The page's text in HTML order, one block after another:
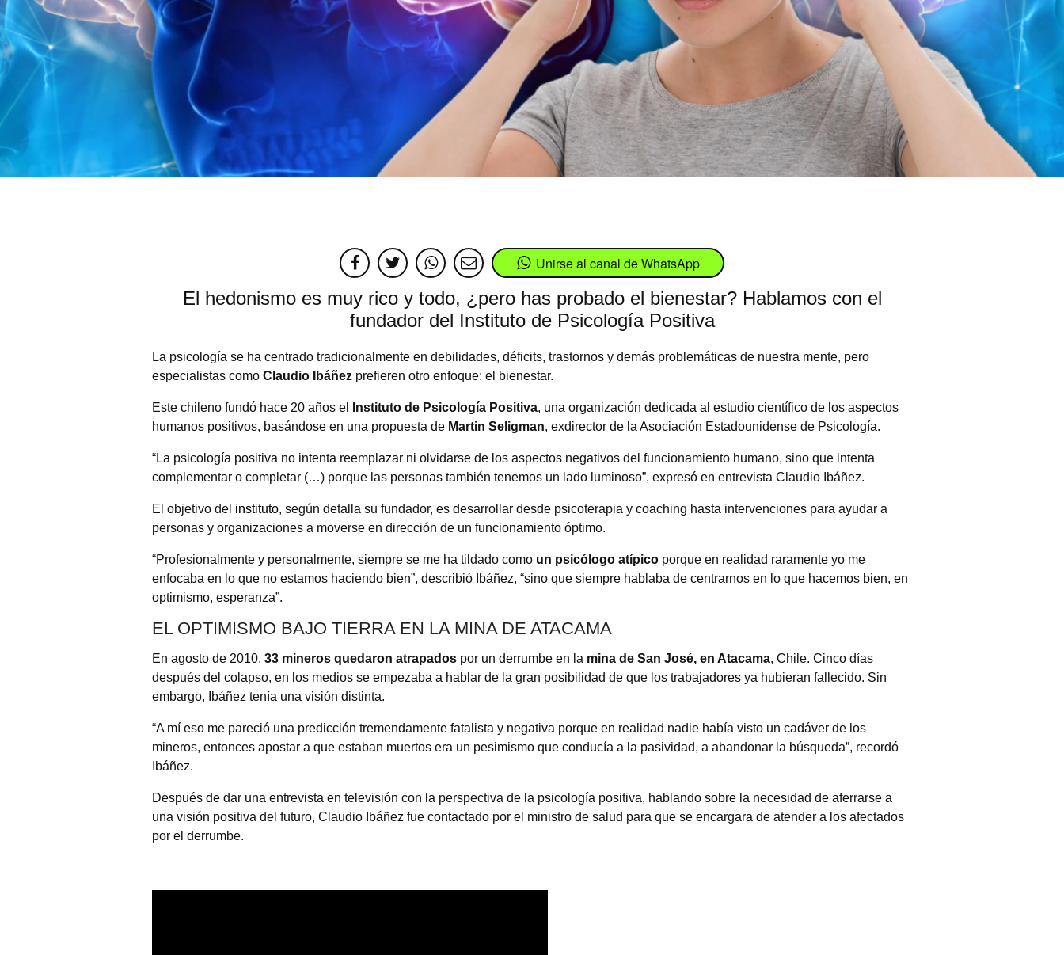
Unirse al canal de WhatsApp
El hedonismo es muy rico y todo, ¿pero has probado el bienestar? Hablamos con el
fundador del Instituto de Psicología Positiva
La psicología se ha centrado tradicionalmente en debilidades, déficits, trastornos y demás problemáticas de nuestra mente, pero
especialistas como Claudio Ibáñez prefieren otro enfoque: el bienestar.
Este chileno fundó hace 20 años el Instituto de Psicología Positiva, una organización dedicada al estudio científico de los aspectos
humanos positivos, basándose en una propuesta de Martin Seligman, exdirector de la Asociación Estadounidense de Psicología.
“La psicología positiva no intenta reemplazar ni olvidarse de los aspectos negativos del funcionamiento humano, sino que intenta
complementar o completar (…) porque las personas también tenemos un lado luminoso”, expresó en entrevista Claudio Ibáñez.
El objetivo del instituto, según detalla su fundador, es desarrollar desde psicoterapia y coaching hasta intervenciones para ayudar a
personas y organizaciones a moverse en dirección de un funcionamiento óptimo.
“Profesionalmente y personalmente, siempre se me ha tildado como un psicólogo atípico porque en realidad raramente yo me
enfocaba en lo que no estamos haciendo bien”, describió Ibáñez, “sino que siempre hablaba de centrarnos en lo que hacemos bien, en
optimismo, esperanza”.
EL OPTIMISMO BAJO TIERRA EN LA MINA DE ATACAMA
En agosto de 2010, 33 mineros quedaron atrapados por un derrumbe en la mina de San José, en Atacama, Chile. Cinco días
después del colapso, en los medios se empezaba a hablar de la gran posibilidad de que los trabajadores ya hubieran fallecido. Sin
embargo, Ibáñez tenía una visión distinta.
“A mí eso me pareció una predicción tremendamente fatalista y negativa porque en realidad nadie había visto un cadáver de los
mineros, entonces apostar a que estaban muertos era un pesimismo que conducía a la pasividad, a abandonar la búsqueda”, recordó
Ibáñez.
Después de dar una entrevista en televisión con la perspectiva de la psicología positiva, hablando sobre la necesidad de aferrarse a
una visión positiva del futuro, Claudio Ibáñez fue contactado por el ministro de salud para que se encargara de atender a los afectados
por el derrumbe.